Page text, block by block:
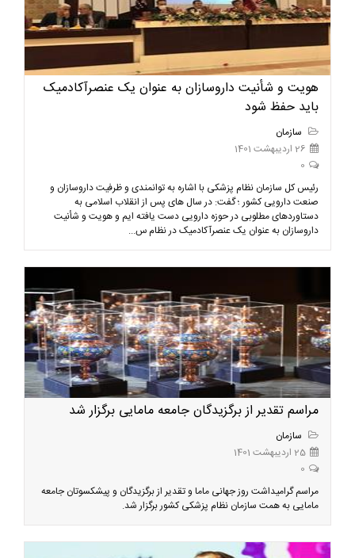
هویت و شأنیت داروسازان به عنوان یک عنصرآکادمیک
باید حفظ شود
سازمان
26 اردیبهشت 1401
0
رئیس کل سازمان نظام پزشکی با اشاره به توانمندی و ظرفیت داروسازان و
صنعت دارویی کشور ؛ گفت: در سال های پس از انقلاب اسلامی به
دستاوردهای مطلوبی در حوزه دارویی دست یافته ایم و هویت و شأنیت
داروسازان به عنوان یک عنصرآکادمیک در نظام س...
مراسم تقدیر از برگزیدگان جامعه مامایی برگزار شد
سازمان
25 اردیبهشت 1401
0
مراسم گرامیداشت روز جهانی ماما و تقدیر از برگزیدگان و پیشکسوتان جامعه
مامایی به همت سازمان نظام پزشکی کشور برگزار شد.